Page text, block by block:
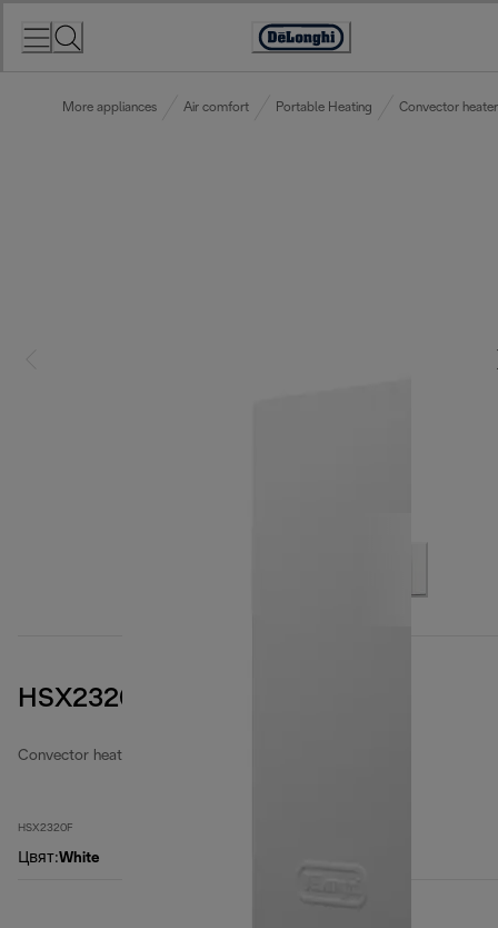
Accessibility
More appliances Air comfort Portable Heating Convector
HSX2320F
Convector heaters
HSX2320F
Цвят:White